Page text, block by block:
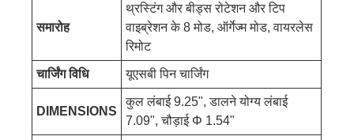
समारोह
थ्रस्टिंग और बीड्स रोटेशन और टिप
वाइब्रेशन के 8 मोड, ऑर्गेज्म मोड, वायरलेस
रिमोट
चार्जिंग विधि यूएसबी पिन चार्जिंग
DIMENSIONS
कुल लंबाई 9.25", डालने योग्य लंबाई
7.09", चौड़ाई Φ 1.54"